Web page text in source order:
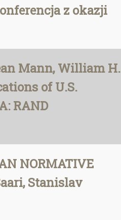
z okazji
Mann, William H.
of U.S.
RAND
NORMATIVE
Stanislav